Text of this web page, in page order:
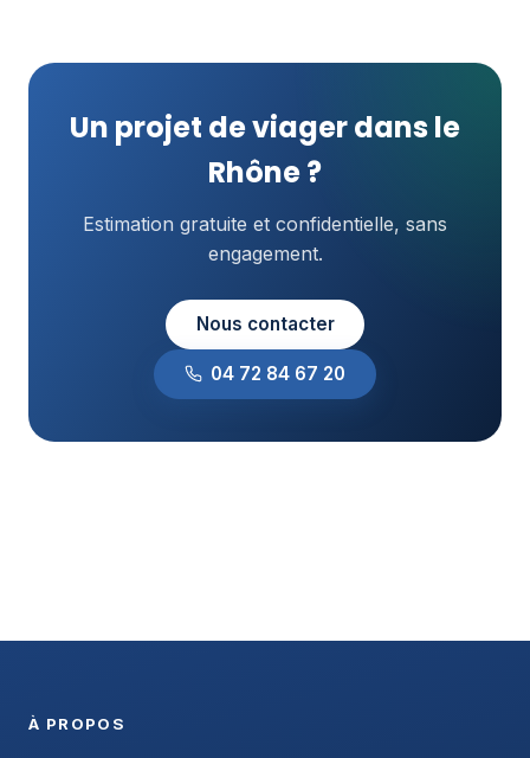
Un projet de viager dans le
Rhône ?
Estimation gratuite et confidentielle, sans
engagement.
Nous contacter
04 72 84 67 20
À PROPOS